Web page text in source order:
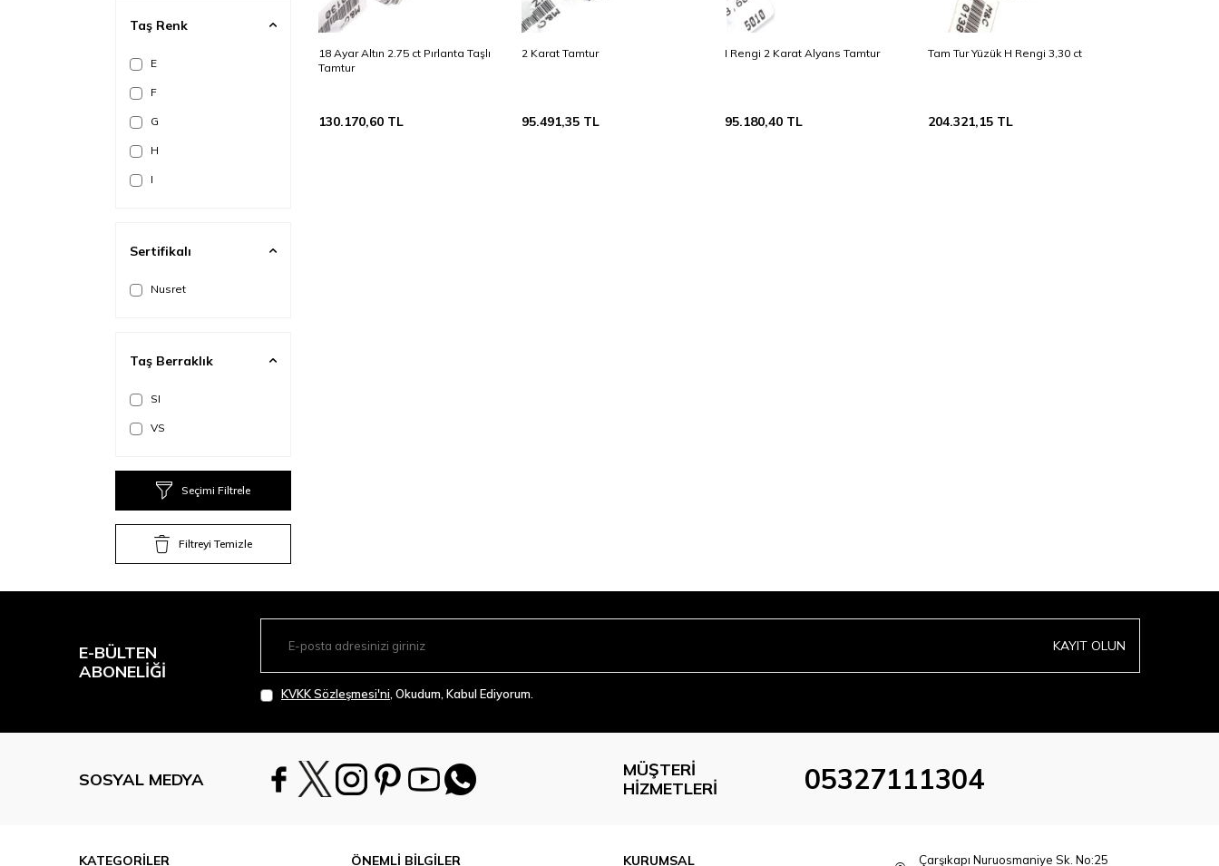
Taş Renk
E
F
G
H
I
Sertifikalı
Nusret
Taş Berraklık
SI
VS
Seçimi Filtrele
Filtreyi Temizle
18 Ayar Altın 2.75 ct Pırlanta Taşlı
Tamtur
130.170,60 TL
2 Karat Tamtur
95.491,35 TL
I Rengi 2 Karat Alyans Tamtur
95.180,40 TL
Tam Tur Yüzük H Rengi 3,30 ct
204.321,15 TL
E-BÜLTEN
ABONELIĞI
KAYIT OLUN
KVKK Sözleşmesi'ni, Okudum, Kabul Ediyorum.
SOSYAL MEDYA
MÜŞTERI
HIZMETLERI
05327111304
KATEGORİLER ÖNEMLİ BİLGİLER KURUMSAL Çarşıkapı Nuruosmaniye Sk. No:25